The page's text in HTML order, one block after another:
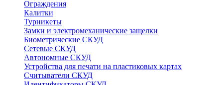
Ограждения
Калитки
Турникеты
Замки и электромеханические защелки
Биометрические СКУД
Сетевые СКУД
Автономные СКУД
Устройства для печати на пластиковых картах
Считыватели СКУД